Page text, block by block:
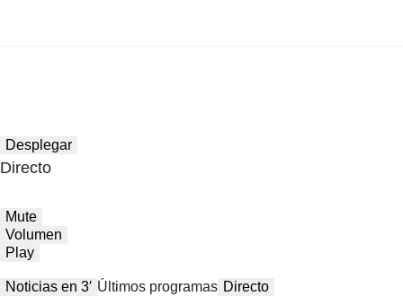
Desplegar
Directo
Mute
Volumen
Play
Noticias en 3′ Últimos programas Directo